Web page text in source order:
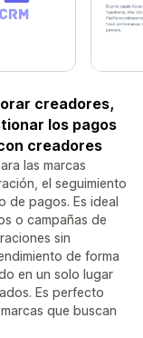
creadores,
los pagos
creadores
las marcas
el seguimiento
de pagos. Es ideal
o campañas de
sin
de forma
en un solo lugar
Es perfecto
que buscan